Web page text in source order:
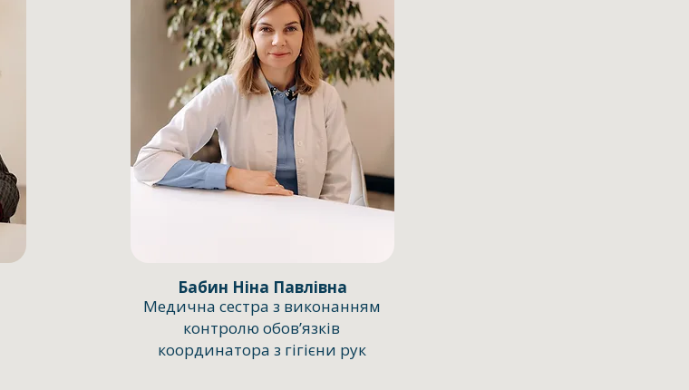
Бабин Ніна Павлівна
Медична сестра з виконанням
контролю обов’язків
координатора з гігієни рук